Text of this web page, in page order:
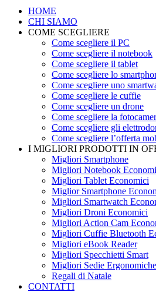
HOME
CHI SIAMO
COME SCEGLIERE
Come scegliere il PC
Come scegliere il notebook
Come scegliere il tablet
Come scegliere lo
Come scegliere uno
Come scegliere le cuffie
Come scegliere un drone
Come scegliere la
Come scegliere gli
Come scegliere l’offerta
I MIGLIORI PRODOTTI IN
Migliori Smartphone
Migliori Notebook
Migliori Tablet Economici
Miglior Smartphone
Migliori Smartwatch
Migliori Droni Economici
Migliori Action Cam
Migliori Cuffie Bluetooth
Migliori eBook Reader
Migliori Specchietti Smart
Migliori Sedie Ergonomiche
Regali di Natale
CONTATTI